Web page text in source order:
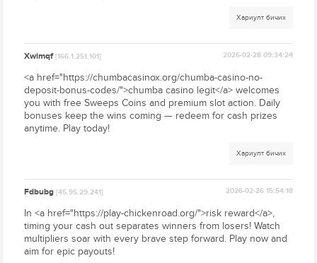
Хариулт бичих
Xwimqf[166.1.251.101] 2026-02-28 09:34:24
<a href="https://chumbacasinox.org/chumba-casino-no-
deposit-bonus-codes/">chumba casino legit</a> welcomes
you with free Sweeps Coins and premium slot action. Daily
bonuses keep the wins coming — redeem for cash prizes
anytime. Play today!
Хариулт бичих
Fdbubg[45.95.29.241] 2026-02-26 15:54:18
In <a href="https://play-chickenroad.org/">risk reward</a>,
timing your cash out separates winners from losers! Watch
multipliers soar with every brave step forward. Play now and
aim for epic payouts!